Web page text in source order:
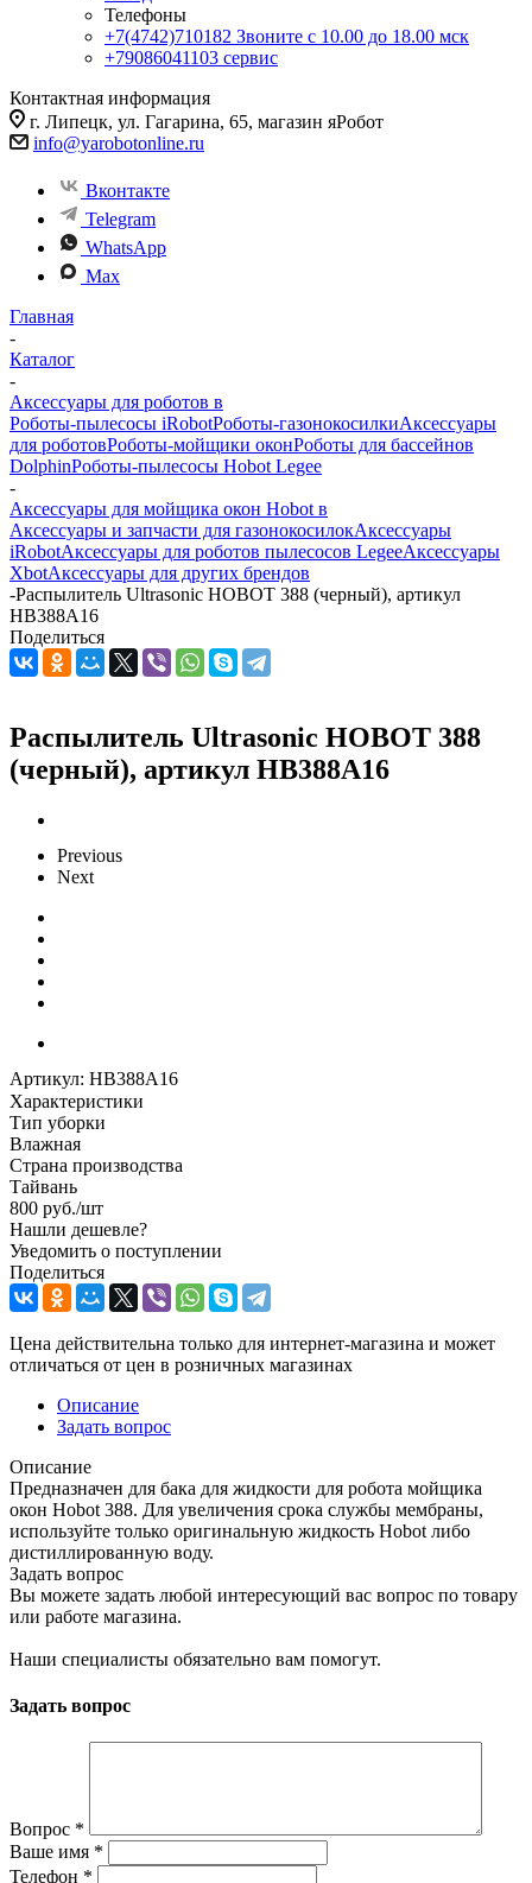
Телефоны
+7(4742)710182 Звоните с 10.00 до 18.00 мск
+79086041103 сервис
Контактная информация
г. Липецк, ул. Гагарина, 65, магазин яРобот
info@yarobotonline.ru
Вконтакте
Telegram
WhatsApp
Max
Главная
-
Каталог
-
Аксессуары для роботов в
Роботы-пылесосы iRobotРоботы-газонокосилкиАксессуары
для роботовРоботы-мойщики оконРоботы для бассейнов
DolphinРоботы-пылесосы Hobot Legee
-
Аксессуары для мойщика окон Hobot в
Аксессуары и запчасти для газонокосилокАксессуары
iRobotАксессуары для роботов пылесосов LegeeАксессуары
XbotАксессуары для других брендов
-Распылитель Ultrasonic HOBOT 388 (черный), артикул
HB388A16
Поделиться
Распылитель Ultrasonic HOBOT 388
(черный), артикул HB388A16
Previous
Next
Артикул: HB388A16
Характеристики
Тип уборки
Влажная
Страна производства
Тайвань
800 руб./шт
Нашли дешевле?
Уведомить о поступлении
Поделиться
Цена действительна только для интернет-магазина и может
отличаться от цен в розничных магазинах
Описание
Задать вопрос
Описание
Предназначен для бака для жидкости для робота мойщика
окон Hobot 388. Для увеличения срока службы мембраны,
используйте только оригинальную жидкость Hobot либо
дистиллированную воду.
Задать вопрос
Вы можете задать любой интересующий вас вопрос по товару
или работе магазина.
Наши специалисты обязательно вам помогут.
Задать вопрос
Вопрос *
Ваше имя *
Телефон *